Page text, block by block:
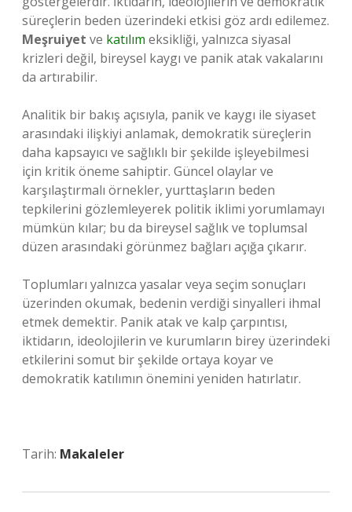
süreçlerin beden üzerindeki etkisi göz ardı edilemez.
Meşruiyet ve katılım eksikliği, yalnızca siyasal
krizleri değil, bireysel kaygı ve panik atak vakalarını
da artırabilir.
Analitik bir bakış açısıyla, panik ve kaygı ile siyaset
arasındaki ilişkiyi anlamak, demokratik süreçlerin
daha kapsayıcı ve sağlıklı bir şekilde işleyebilmesi
için kritik öneme sahiptir. Güncel olaylar ve
karşılaştırmalı örnekler, yurttaşların beden
tepkilerini gözlemleyerek politik iklimi yorumlamayı
mümkün kılar; bu da bireysel sağlık ve toplumsal
düzen arasındaki görünmez bağları açığa çıkarır.
Toplumları yalnızca yasalar veya seçim sonuçları
üzerinden okumak, bedenin verdiği sinyalleri ihmal
etmek demektir. Panik atak ve kalp çarpıntısı,
iktidarın, ideolojilerin ve kurumların birey üzerindeki
etkilerini somut bir şekilde ortaya koyar ve
demokratik katılımın önemini yeniden hatırlatır.
Tarih: Makaleler